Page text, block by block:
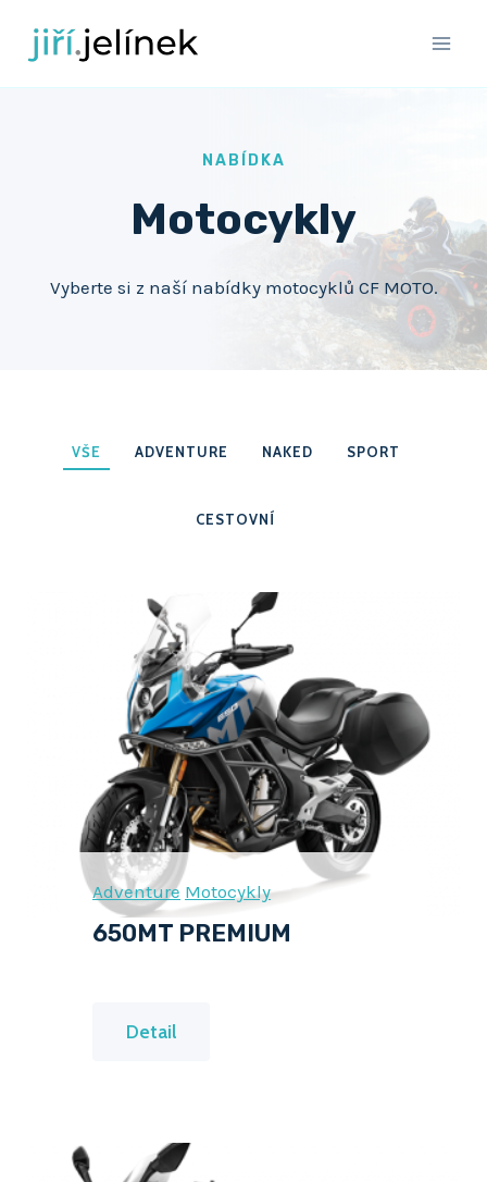
obsah
NABÍDKA
Motocykly
Vyberte si z naší nabídky motocyklů CF MOTO.
VŠE ADVENTURE NAKED SPORT
CESTOVNÍ
Adventure Motocykly
650MT PREMIUM
Detail
T